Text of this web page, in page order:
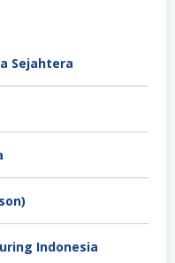
Sejahtera
Indonesia